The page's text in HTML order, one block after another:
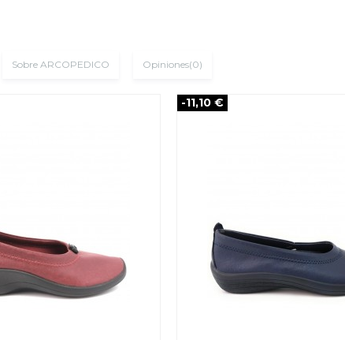
Sobre ARCOPEDICO Opiniones(0)
-11,10 €